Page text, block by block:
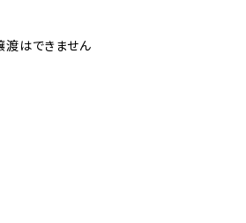
渡はできません